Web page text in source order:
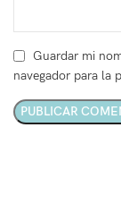
Guardar mi
navegador para la